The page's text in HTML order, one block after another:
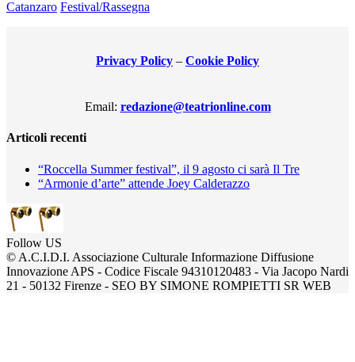
Catanzaro Festival/Rassegna
Privacy Policy – Cookie Policy
Email: redazione@teatrionline.com
Articoli recenti
“Roccella Summer festival”, il 9 agosto ci sarà Il Tre
“Armonie d’arte” attende Joey Calderazzo
Follow US
© A.C.I.D.I. Associazione Culturale Informazione Diffusione
Innovazione APS - Codice Fiscale 94310120483 - Via Jacopo Nardi
21 - 50132 Firenze - SEO BY SIMONE ROMPIETTI SR WEB